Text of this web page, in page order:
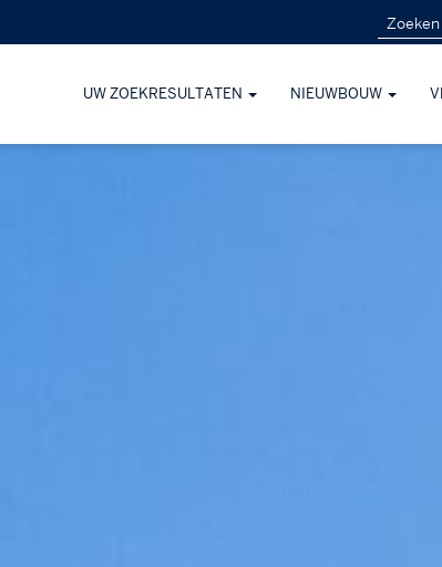
UW ZOEKRESULTATEN NIEUWBOUW